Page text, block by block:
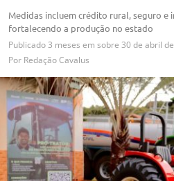
Medidas incluem crédito rural, seguro e
fortalecendo a produção no estado
Publicado3 meses em sobre 30 de abril
Por Redação Cavalus